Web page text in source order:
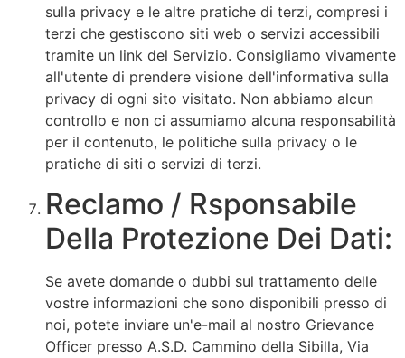
sulla privacy e le altre pratiche di terzi, compresi i
terzi che gestiscono siti web o servizi accessibili
tramite un link del Servizio. Consigliamo vivamente
all'utente di prendere visione dell'informativa sulla
privacy di ogni sito visitato. Non abbiamo alcun
controllo e non ci assumiamo alcuna responsabilità
per il contenuto, le politiche sulla privacy o le
pratiche di siti o servizi di terzi.
Reclamo / Rsponsabile
Della Protezione Dei Dati:
Se avete domande o dubbi sul trattamento delle
vostre informazioni che sono disponibili presso di
noi, potete inviare un'e-mail al nostro Grievance
Officer presso A.S.D. Cammino della Sibilla, Via